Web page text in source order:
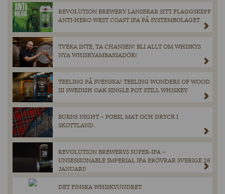
REVOLUTION BREWERY LANSERAR SITT FLAGGSKEPP
ANTI-HERO WEST COAST IPA PÅ SYSTEMBOLAGET.
TVEKA INTE, TA CHANSEN! BLI ALLT OM WHISKYS
NYA WHISKYAMBASSADÖR!
TEELING PÅ SVENSKA! TEELING WONDERS OF WOOD
III SWEDISH OAK SINGLE POT STILL WHISKEY.
BURNS NIGHT – POESI, MAT OCH DRYCK I
SKOTTLAND.
REVOLUTION BREWERYS SUPER-IPA –
UNSESSIONABLE IMPERIAL IPA ERÖVRAR SVERIGE 26
JANUARI!
DET FINSKA WHISKYUNDRET